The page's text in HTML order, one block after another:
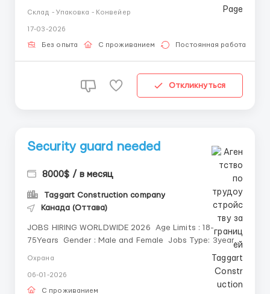
WhatsApp: +372 5616 6148 - Мария Telegram: +372
5616 6148 - Maksim @Adecco0 Опис...
Склад - Упаковка - Конвейер
17-03-2026
Без опыта С проживанием Постоянная работа
Откликнуться
Security guard needed
8000$ / в месяц
Taggart Construction company
Канада (Оттава)
JOBS HIRING WORLDWIDE 2026 Age Limits : 18-
75Years Gender : Male and Female Jobs Type: 3years
Contract Grade : Experience or Non Experience.
Охрана
06-01-2026
С проживанием